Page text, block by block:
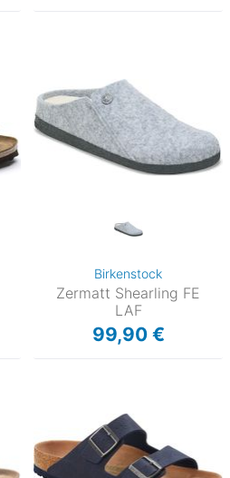
Birkenstock
Zermatt Shearling FE
LAF
99,90 €